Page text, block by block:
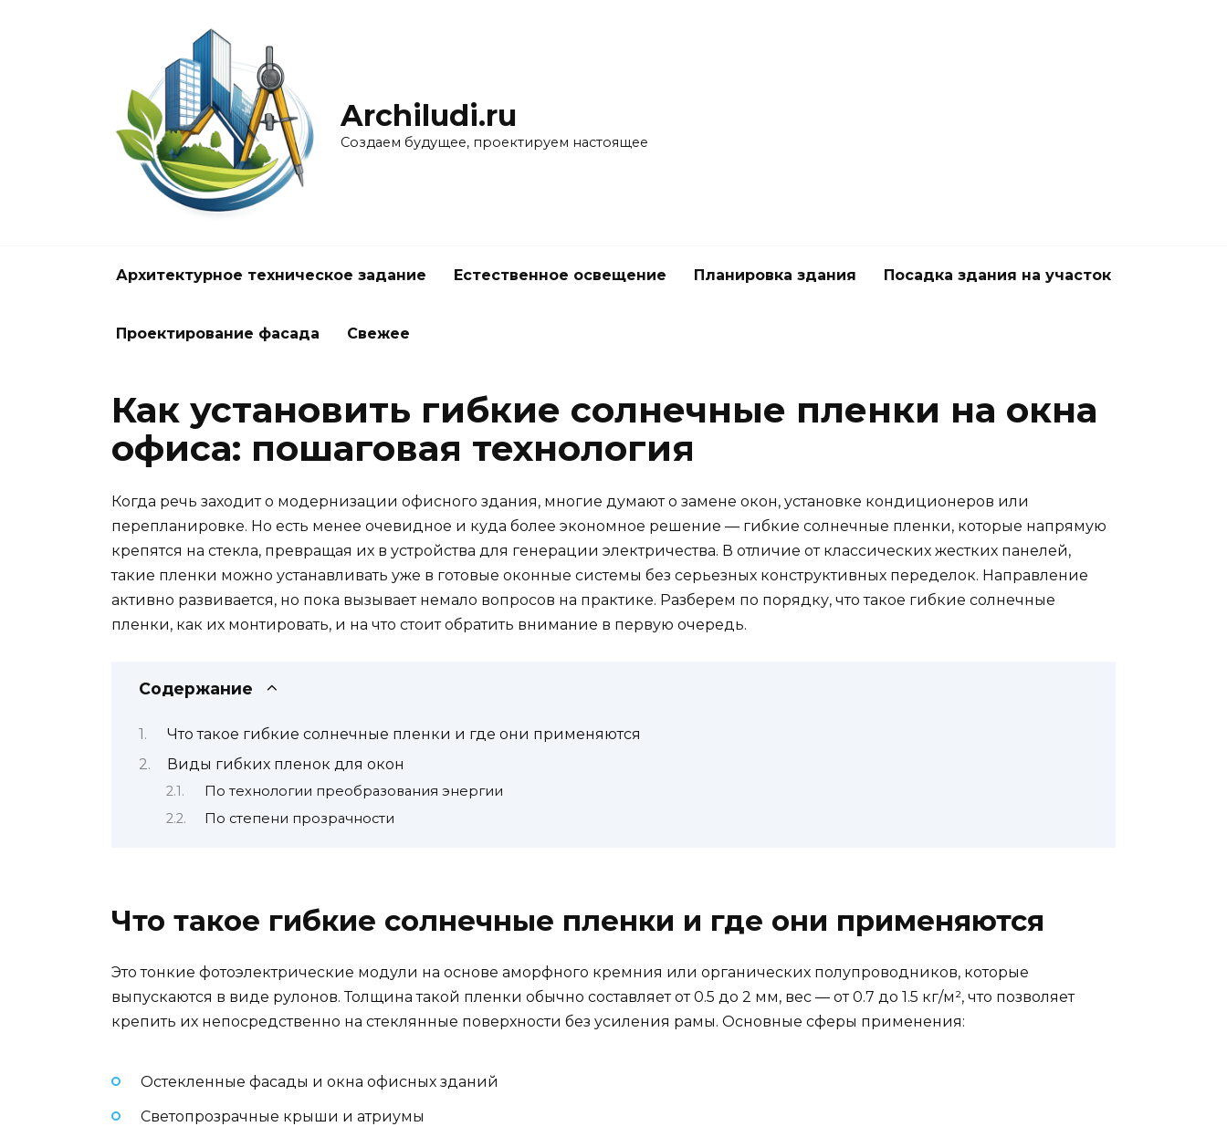
Archiludi.ru
Создаем будущее, проектируем настоящее
Архитектурное техническое задание Естественное освещение Планировка здания Посадка здания на участок
Проектирование фасада Свежее
Как установить гибкие солнечные пленки на окна
офиса: пошаговая технология
Когда речь заходит о модернизации офисного здания, многие думают о замене окон, установке кондиционеров или
перепланировке. Но есть менее очевидное и куда более экономное решение — гибкие солнечные пленки, которые напрямую
крепятся на стекла, превращая их в устройства для генерации электричества. В отличие от классических жестких панелей,
такие пленки можно устанавливать уже в готовые оконные системы без серьезных конструктивных переделок. Направление
активно развивается, но пока вызывает немало вопросов на практике. Разберем по порядку, что такое гибкие солнечные
пленки, как их монтировать, и на что стоит обратить внимание в первую очередь.
Содержание
Что такое гибкие солнечные пленки и где они применяются
Виды гибких пленок для окон
По технологии преобразования энергии
По степени прозрачности
Что такое гибкие солнечные пленки и где они применяются
Это тонкие фотоэлектрические модули на основе аморфного кремния или органических полупроводников, которые
выпускаются в виде рулонов. Толщина такой пленки обычно составляет от 0.5 до 2 мм, вес — от 0.7 до 1.5 кг/м², что позволяет
крепить их непосредственно на стеклянные поверхности без усиления рамы. Основные сферы применения:
Остекленные фасады и окна офисных зданий
Светопрозрачные крыши и атриумы